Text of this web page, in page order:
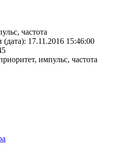
частота
17.11.2016 15:46:00
импульс, частота